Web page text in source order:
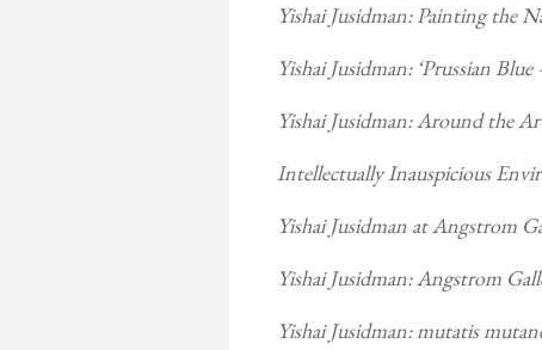
Yishai Jusidman: Painting the
Yishai Jusidman: ‘Prussian
Yishai Jusidman: Around the
Intellectually Inauspicious
Yishai Jusidman at Angstrom
Yishai Jusidman: Angstrom
Yishai Jusidman: mutatis